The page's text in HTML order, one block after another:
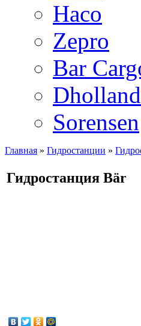
Haco
Zepro
Bar
Sorensen
Главная » Гидростанции »
Гидростанция Bär